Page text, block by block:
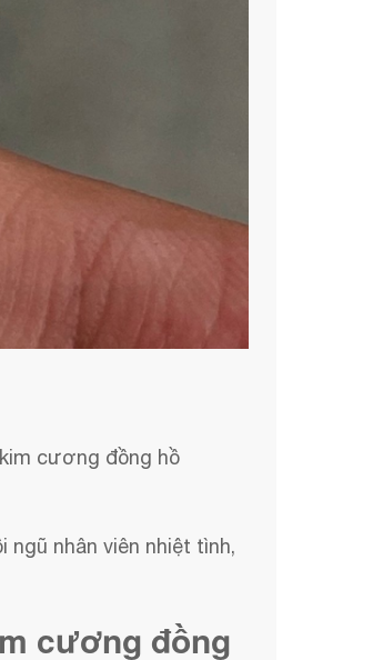
cương đồng hồ
nhân viên nhiệt tình,
cương đồng